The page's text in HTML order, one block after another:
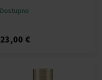
Dostupno
23,00 €